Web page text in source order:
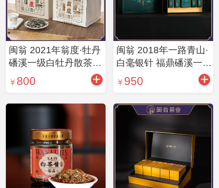
闽翁 2021年翁度·牡丹
磻溪一级白牡丹散茶
300g/盒
800
闽翁 2018年一路青山·
白毫银针 福鼎磻溪一级
白毫银针 50g
950